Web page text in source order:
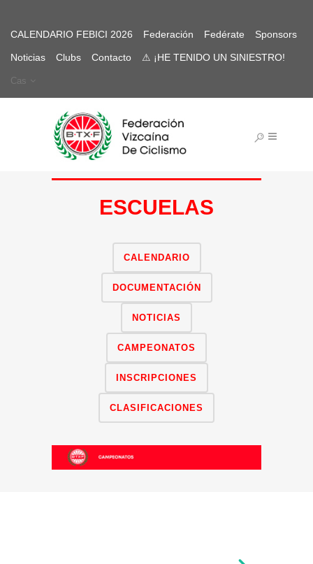
CALENDARIO FEBICI 2026 Federación Fedérate Sponsors
Noticias Clubs Contacto ⚠ ¡HE TENIDO UN SINIESTRO!
Cas
ESCUELAS
CALENDARIO
DOCUMENTACIÓN
NOTICIAS
CAMPEONATOS
INSCRIPCIONES
CLASIFICACIONES